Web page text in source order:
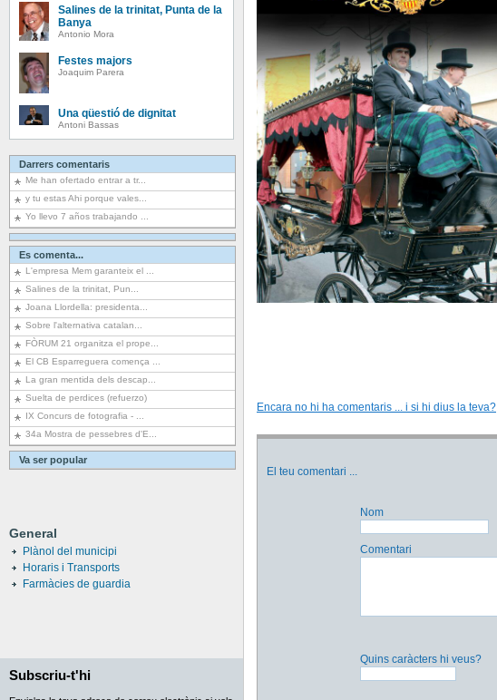
Salines de la trinitat, Punta de la
Banya
Antonio Mora
Festes majors
Joaquim Parera
Una qüestió de dignitat
Antoni Bassas
Darrers comentaris
Me han ofertado entrar a tr...
y tu estas Ahi porque vales...
Yo llevo 7 años trabajando ...
Es comenta...
L'empresa Mem garanteix el ...
Salines de la trinitat, Pun...
Joana Llordella: presidenta...
Sobre l'alternativa catalan...
FÒRUM 21 organitza el prope...
El CB Esparreguera comença ...
La gran mentida dels descap...
Suelta de perdices (refuerzo)
IX Concurs de fotografia - ...
34a Mostra de pessebres d'E...
Va ser popular
General
Plànol del municipi
Horaris i Transports
Farmàcies de guardia
Subscriu-t'hi
Encara no hi ha comentaris ... i si hi dius la teva?
El teu comentari ...
Nom
Comentari
Quins caràcters hi veus?